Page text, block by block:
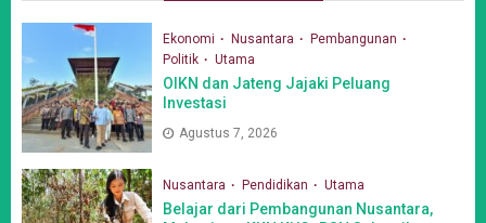
Ekonomi Nusantara
Pembangunan
Politik
Utama
OIKN dan Jateng Jajaki Peluang
Investasi
Agustus 7, 2026
Nusantara Pendidikan Utama
Belajar dari Pembangunan Nusantara,